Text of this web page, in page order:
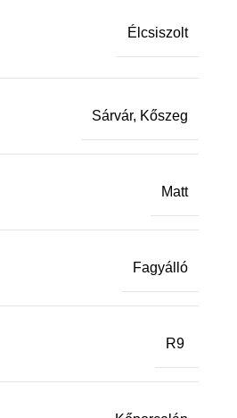
Élcsiszolt
Sárvár, Kőszeg
Matt
Fagyálló
R9